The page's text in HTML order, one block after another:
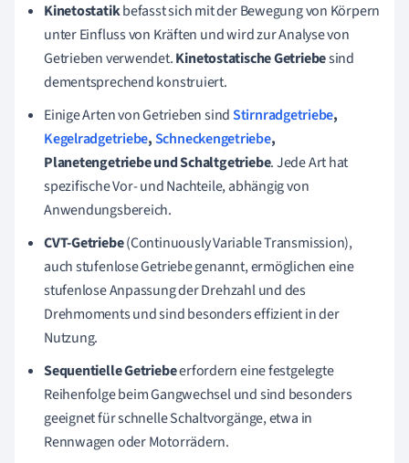
Kinetostatikbefasst sich mit der Bewegung von Körpern
unter Einfluss von Kräften und wird zur Analyse von
Getrieben verwendet.Kinetostatische Getriebesind
dementsprechend konstruiert.
Einige Arten von Getrieben sindStirnradgetriebe,
Kegelradgetriebe,Schneckengetriebe,
Planetengetriebe und Schaltgetriebe. Jede Art hat
spezifische Vor- und Nachteile, abhängig von
Anwendungsbereich.
CVT-Getriebe(Continuously Variable Transmission),
auch stufenlose Getriebe genannt, ermöglichen eine
stufenlose Anpassung der Drehzahl und des
Drehmoments und sind besonders effizient in der
Nutzung.
Sequentielle Getriebeerfordern eine festgelegte
Reihenfolge beim Gangwechsel und sind besonders
geeignet für schnelle Schaltvorgänge, etwa in
Rennwagen oder Motorrädern.